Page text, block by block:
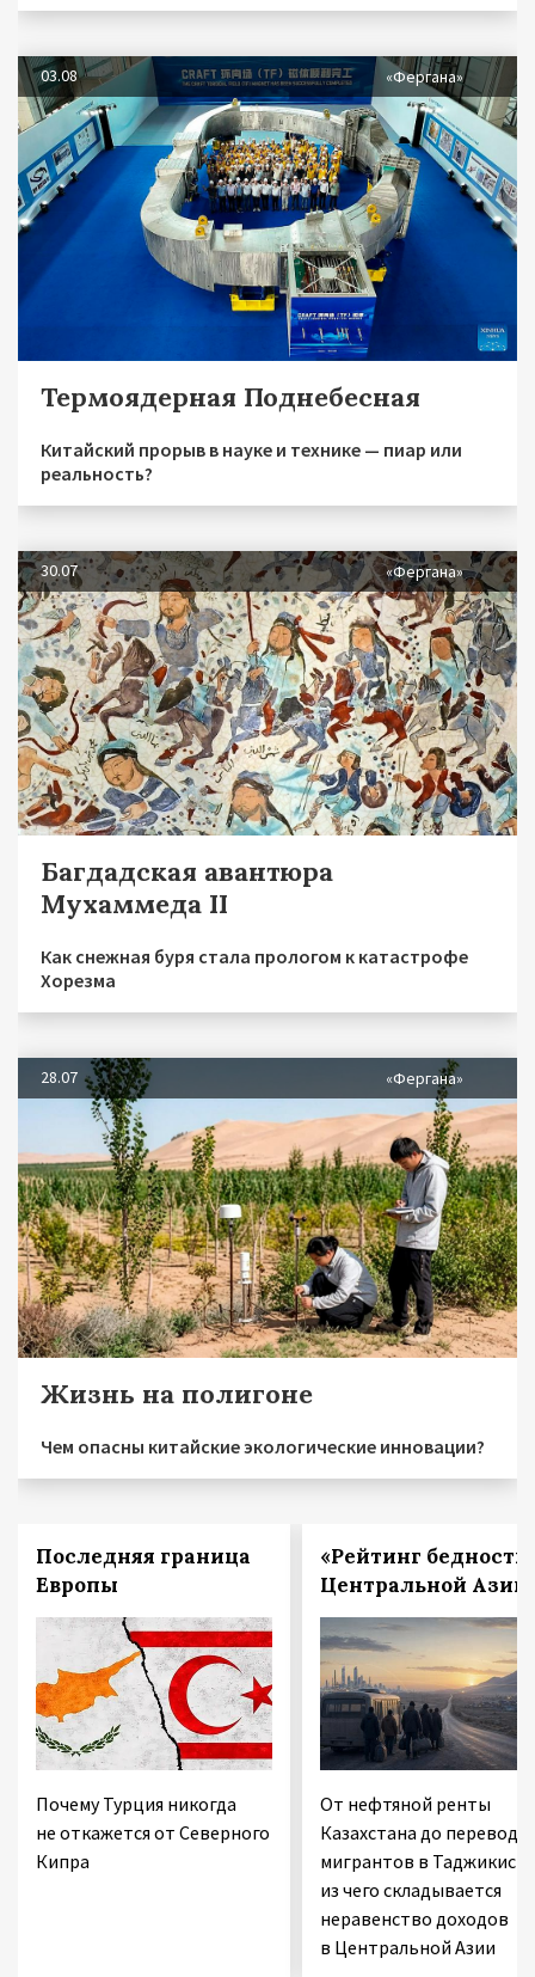
03.08 «Фергана»
Термоядерная Поднебесная
Китайский прорыв в науке и технике — пиар или
реальность?
30.07 «Фергана»
Багдадская авантюра
Мухаммеда II
Как снежная буря стала прологом к катастрофе
Хорезма
28.07 «Фергана»
Жизнь на полигоне
Чем опасны китайские экологические инновации?
Последняя граница
Европы
Почему Турция никогда
не откажется от Северного
Кипра
«Рейтинг
Центральной Азии
От нефтяной ренты
Казахстана до
мигрантов в
из чего складывается
неравенство доходов
в Центральной Азии